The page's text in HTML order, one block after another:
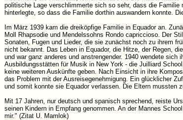
politische Lage verschlimmerte sich so sehr, dass die Familie
hinterlegte, so dass die Familie dorthin auswandern konnte.
Im März 1939 kam die dreiköpfige Familie in Equador an.
Moll Rhapsodie und Mendelssohns Rondo capriccioso. Der
Sonaten, Fugen und Lieder, die sie zunächst noch zu ihrem
nicht bekannt. Das Leben in Equador, die Hitze, der Regen,
und war ganz anderes und anstrengender. 1940 wendete
Ausbildungsstätten für Musik in New York - die Juilliard
keine weiteren Auskünfte geben. Nach Einsicht in ihre
das Problem mit der Ausreisegenehmigung. Ein glücklicher
und somit konnte sie Equador verlassen. Die Eltern mussten
Mit 17 Jahren, nur deutsch und spanisch sprechend, reiste
seinen Kindern in Empfang genommen. An der Mannes
mir." (Zitat U. Mamlok)